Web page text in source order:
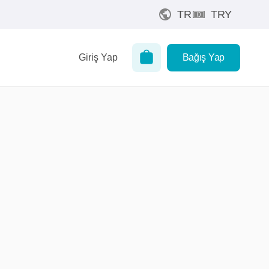
TR TRY
Giriş Yap Bağış Yap